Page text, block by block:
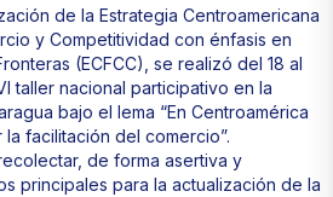
de la Estrategia Centroamericana
y Competitividad con énfasis en
(ECFCC), se realizó del 18 al
taller nacional participativo en la
bajo el lema “En Centroamérica
facilitación del comercio”.
de forma asertiva y
principales para la actualización de la